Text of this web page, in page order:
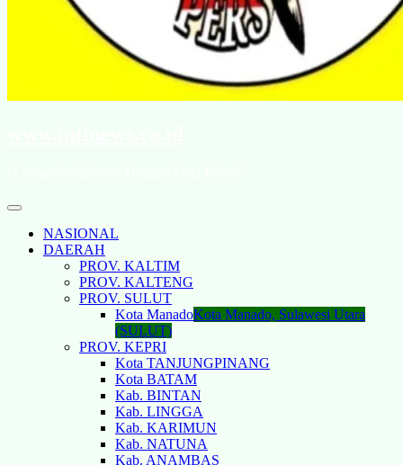
NASIONAL
DAERAH
PROV. KALTIM
PROV. KALTENG
PROV. SULUT
Kota ManadoKota Manado, Sulawesi Utara
(SULUT)
PROV. KEPRI
Kota TANJUNGPINANG
Kota BATAM
Kab. BINTAN
Kab. LINGGA
Kab. KARIMUN
Kab. NATUNA
Kab. ANAMBAS